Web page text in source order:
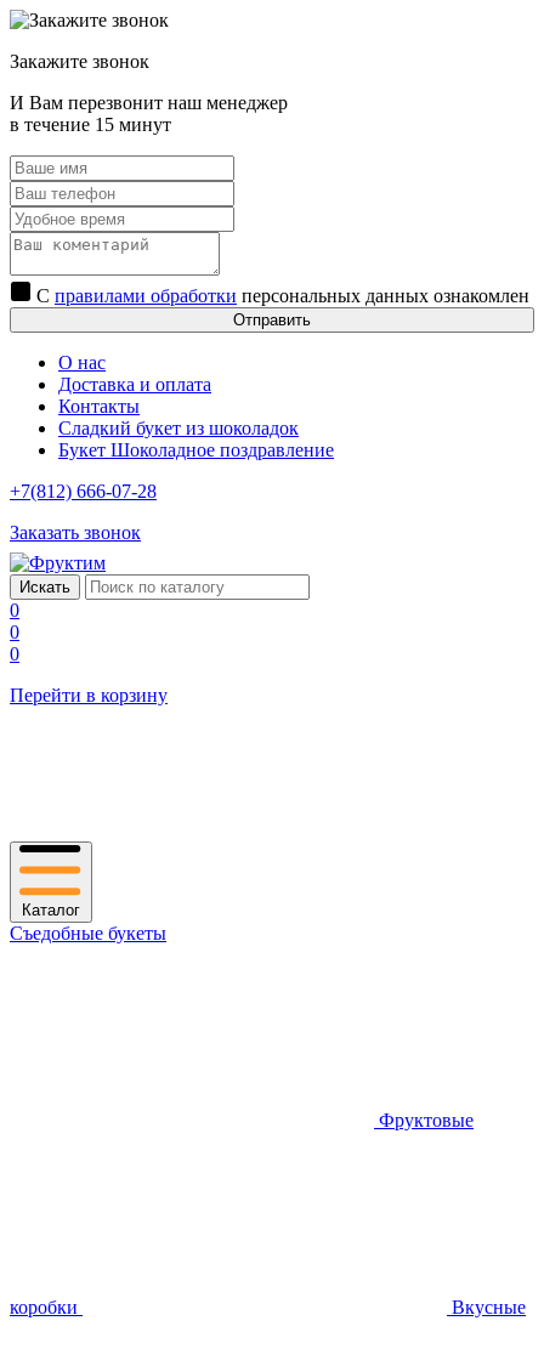
Закажите звонок
И Вам перезвонит наш менеджер
в течение 15 минут
С правилами обработки персональных данных ознакомлен
Отправить
О нас
Доставка и оплата
Контакты
Сладкий букет из шоколадок
Букет Шоколадное поздравление
+7(812) 666-07-28
Заказать звонок
0
0
0
Перейти в корзину
Каталог
Съедобные букеты
Фруктовые
коробки Вкусные